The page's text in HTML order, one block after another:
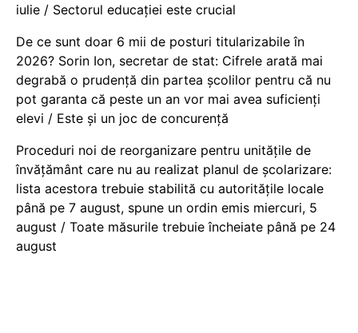
iulie / Sectorul educației este crucial
De ce sunt doar 6 mii de posturi titularizabile în
2026? Sorin Ion, secretar de stat: Cifrele arată mai
degrabă o prudență din partea școlilor pentru că nu
pot garanta că peste un an vor mai avea suficienți
elevi / Este și un joc de concurență
Proceduri noi de reorganizare pentru unitățile de
învățământ care nu au realizat planul de școlarizare:
lista acestora trebuie stabilită cu autoritățile locale
până pe 7 august, spune un ordin emis miercuri, 5
august / Toate măsurile trebuie încheiate până pe 24
august